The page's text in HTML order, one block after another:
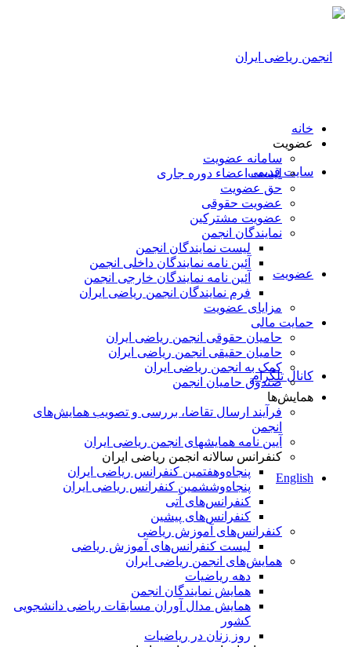
سایت قدیمی
عضویت
کانال تلگرام
English
خانه
عضویت
سامانه عضویت
لیست اعضاء دوره جاری
حق عضویت
عضویت حقوقی
عضویت مشترکین
نمایندگان انجمن
لیست نمایندگان انجمن
آئین نامه نمایندگان داخلی انجمن
آئین نامه نمایندگان خارجی انجمن
فرم نمایندگان انجمن ریاضی ایران
مزایای عضویت
حمایت مالی
حامیان حقوقی انجمن ریاضی ایران
حامیان حقیقی انجمن ریاضی ایران
کمک به انجمن ریاضی ایران
صندوق حامیان انجمن
همایش‌ها
فرآیند ارسال تقاضا، بررسی و تصویب همایش‌های
انجمن
آیین نامه همایشهای انجمن ریاضی ایران
کنفرانس‌ سالانه انجمن ریاضی ایران
پنجاه‌و‌هفتمین کنفرانس ریاضی ایران
پنجاه‌و‌ششمین کنفرانس ریاضی ایران
کنفرانس‌های آتی
کنفرانس‎‌های پیشین
کنفرانس‌های آموزش ریاضی
لیست کنفرانس‌های آموزش ریاضی
همایش‌های انجمن ریاضی ایران
دهه ریاضیات
همایش نمایندگان انجمن
همایش مدال آوران مسابقات ریاضی دانشجویی
کشور
روز زنان در ریاضیات